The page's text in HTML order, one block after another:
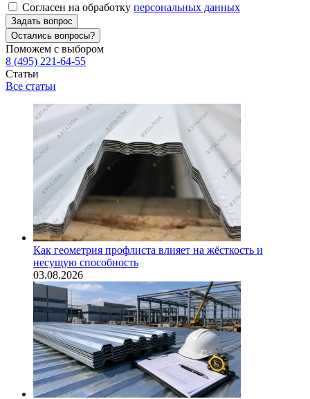
Согласен на обработку персональных данных
Задать вопрос
Остались вопросы?
Поможем с выбором
8 (495) 221-64-55
Статьи
Все статьи
Как геометрия профлиста влияет на жёсткость и
несущую способность
03.08.2026